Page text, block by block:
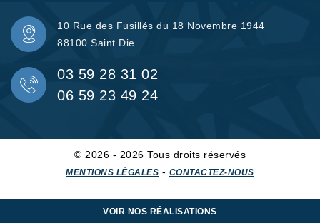
10 Rue des Fusillés du 18 Novembre 1944
88100 Saint Die
03 59 28 31 02
06 59 23 49 24
© 2026 - 2026 Tous droits réservés
MENTIONS LÉGALES - CONTACTEZ-NOUS
VOIR NOS RÉALISATIONS